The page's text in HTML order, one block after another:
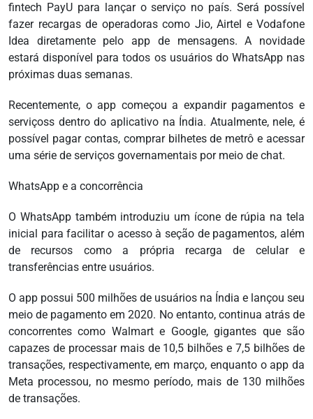
fintech PayU para lançar o serviço no país. Será possível
fazer recargas de operadoras como Jio, Airtel e Vodafone
Idea diretamente pelo app de mensagens. A novidade
estará disponível para todos os usuários do WhatsApp nas
próximas duas semanas.
Recentemente, o app começou a expandir pagamentos e
serviçoss dentro do aplicativo na Índia. Atualmente, nele, é
possível pagar contas, comprar bilhetes de metrô e acessar
uma série de serviços governamentais por meio de chat.
WhatsApp e a concorrência
O WhatsApp também introduziu um ícone de rúpia na tela
inicial para facilitar o acesso à seção de pagamentos, além
de recursos como a própria recarga de celular e
transferências entre usuários.
O app possui 500 milhões de usuários na Índia e lançou seu
meio de pagamento em 2020. No entanto, continua atrás de
concorrentes como Walmart e Google, gigantes que são
capazes de processar mais de 10,5 bilhões e 7,5 bilhões de
transações, respectivamente, em março, enquanto o app da
Meta processou, no mesmo período, mais de 130 milhões
de transações.